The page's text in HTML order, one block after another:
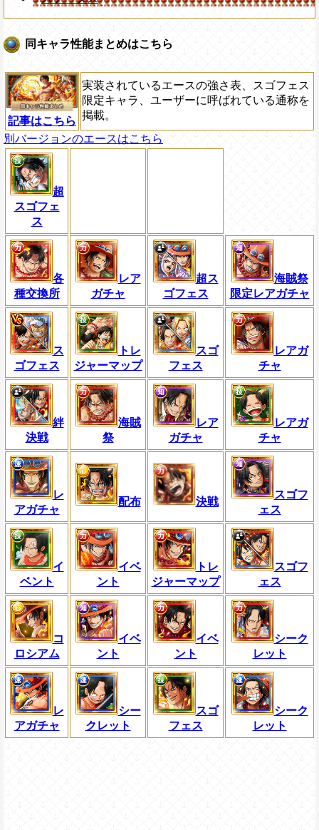
同キャラ性能まとめはこちら
記事はこちら
実装されているエースの強さ表、スゴフェス
限定キャラ、ユーザーに呼ばれている通称を
掲載。
別バージョンのエースはこちら
超
スゴフェ
ス
各
種交換所
レア
ガチャ
超ス
ゴフェス
海賊祭
限定レアガチャ
ス
ゴフェス
トレ
ジャーマップ
スゴ
フェス
レアガ
チャ
絆
決戦
海賊
祭
レア
ガチャ
レアガ
チャ
レ
アガチャ
配布 決戦
スゴフ
ェス
イ
ベント
イベ
ント
トレ
ジャーマップ
スゴフ
ェス
コ
ロシアム
イベ
ント
イベ
ント
シーク
レット
レ
アガチャ
シー
クレット
スゴ
フェス
シーク
レット